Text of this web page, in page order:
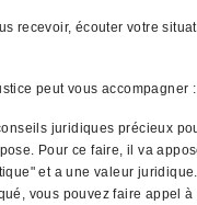
recevoir, écouter votre
peut vous accompagner :
juridiques précieux
Pour ce faire, il va
et a une valeur juridique.
vous pouvez faire